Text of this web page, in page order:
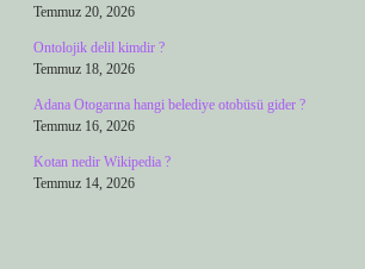
Temmuz 20, 2026
Ontolojik delil kimdir ?
Temmuz 18, 2026
Adana Otogarına hangi belediye otobüsü gider ?
Temmuz 16, 2026
Kotan nedir Wikipedia ?
Temmuz 14, 2026